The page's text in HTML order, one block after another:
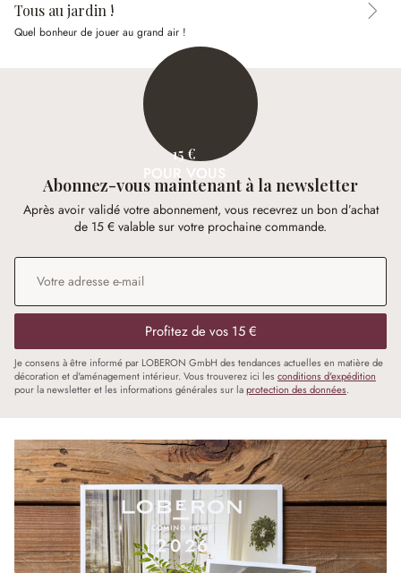
Tous au jardin !
Quel bonheur de jouer au grand air !
15 €
POUR VOUS
Abonnez-vous maintenant à la newsletter
Après avoir validé votre abonnement, vous recevrez un bon d’achat
de 15 € valable sur votre prochaine commande.
Adresse e-mail
Profitez de vos 15 €
Je consens à être informé par LOBERON GmbH des tendances actuelles en matière de
décoration et d'aménagement intérieur. Vous trouverez ici les conditions d'expédition
pour la newsletter et les informations générales sur laprotection des données.